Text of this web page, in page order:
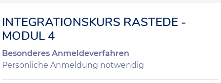
INTEGRATIONSKURS RASTEDE -
MODUL 4
Besonderes Anmeldeverfahren
Persönliche Anmeldung notwendig